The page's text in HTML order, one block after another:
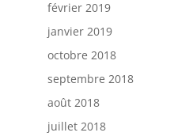
février 2019
janvier 2019
octobre 2018
septembre 2018
août 2018
juillet 2018